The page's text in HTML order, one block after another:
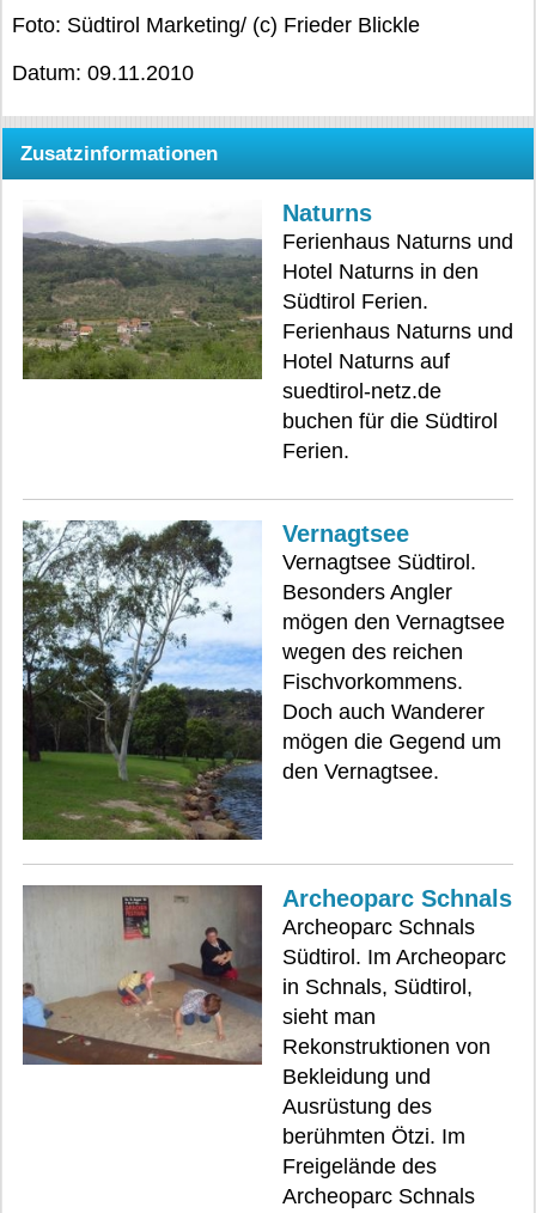
Foto: Südtirol Marketing/ (c) Frieder Blickle
Datum: 09.11.2010
Zusatzinformationen
Naturns
Ferienhaus Naturns und
Hotel Naturns in den
Südtirol Ferien.
Ferienhaus Naturns und
Hotel Naturns auf
suedtirol-netz.de
buchen für die Südtirol
Ferien.
Vernagtsee
Vernagtsee Südtirol.
Besonders Angler
mögen den Vernagtsee
wegen des reichen
Fischvorkommens.
Doch auch Wanderer
mögen die Gegend um
den Vernagtsee.
Archeoparc Schnals
Archeoparc Schnals
Südtirol. Im Archeoparc
in Schnals, Südtirol,
sieht man
Rekonstruktionen von
Bekleidung und
Ausrüstung des
berühmten Ötzi. Im
Freigelände des
Archeoparc Schnals